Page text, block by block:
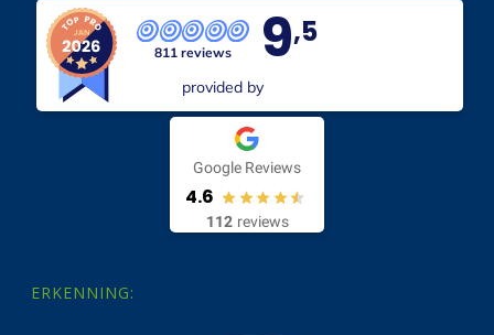
811 reviews 9,5
provided by
Google Reviews
4.6
112 reviews
ERKENNING: